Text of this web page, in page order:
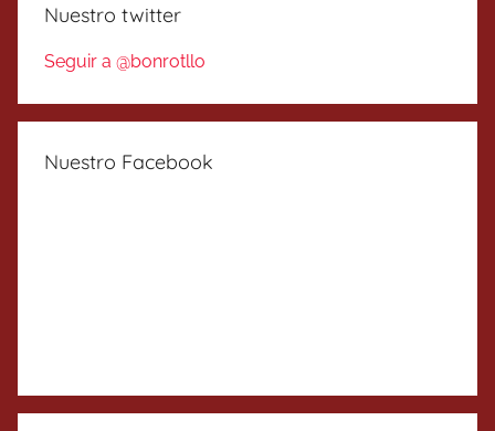
Nuestro twitter
Seguir a @bonrotllo
Nuestro Facebook